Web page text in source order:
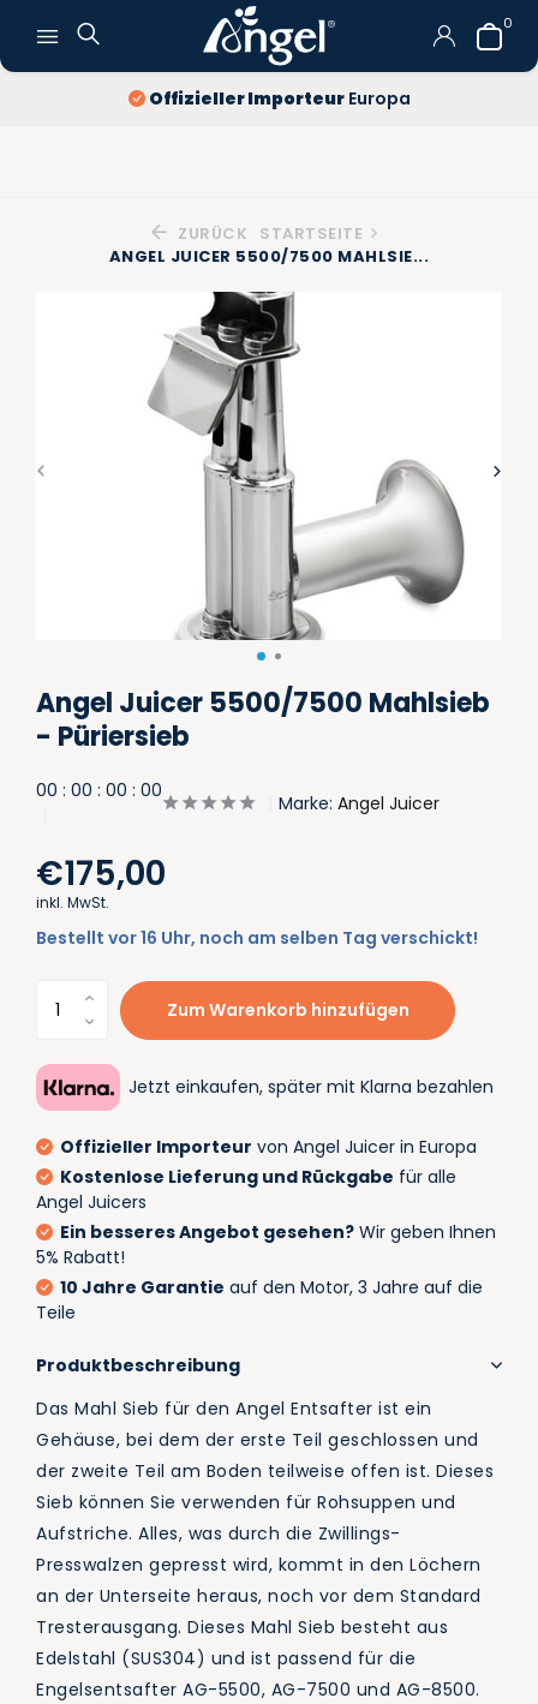
0
Offizieller Importeur Europa
ZURÜCK
STARTSEITE
ANGEL JUICER 5500/7500 MAHLSIE...
Angel Juicer 5500/7500 Mahlsieb
- Püriersieb
00 : 00 : 00 : 00
Marke: Angel Juicer
€175,00
inkl. MwSt.
Bestellt vor 16 Uhr, noch am selben Tag verschickt!
Zum Warenkorb hinzufügen
Jetzt einkaufen, später mit Klarna bezahlen
Offizieller Importeur von Angel Juicer in Europa
Kostenlose Lieferung und Rückgabe für alle
Angel Juicers
Ein besseres Angebot gesehen? Wir geben Ihnen
5% Rabatt!
10 Jahre Garantie auf den Motor, 3 Jahre auf die
Teile
Produktbeschreibung
Das Mahl Sieb für den Angel Entsafter ist ein
Gehäuse, bei dem der erste Teil geschlossen und
der zweite Teil am Boden teilweise offen ist. Dieses
Sieb können Sie verwenden für Rohsuppen und
Aufstriche. Alles, was durch die Zwillings-
Presswalzen gepresst wird, kommt in den Löchern
an der Unterseite heraus, noch vor dem Standard
Tresterausgang. Dieses Mahl Sieb besteht aus
Edelstahl (SUS304) und ist passend für die
Engelsentsafter AG-5500, AG-7500 und AG-8500.